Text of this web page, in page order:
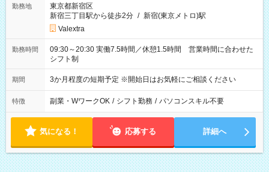
勤務地
東京都新宿区
新宿三丁目駅から徒歩2分 / 新宿(東京メトロ)駅
Valextra
勤務時間
09:30～20:30 実働7.5時間／休憩1.5時間 営業時間に合わせた
シフト制
期間 3か月程度の短期予定 ※開始日はお気軽にご相談ください
特徴 副業・WワークOK / シフト勤務 / パソコンスキル不要
気になる！ 応募する 詳細へ